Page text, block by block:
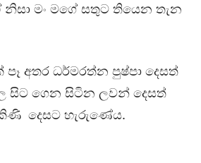
මං මගේ සතුට තියෙන තැන
අතර ධර්මරත්න පුෂ්පා දෙසත්
සිට ගෙන සිටින ලවන් දෙසත්
දෙසට හැරුණේය.